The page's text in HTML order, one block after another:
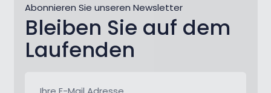
Abonnieren Sie unseren Newsletter
Bleiben Sie auf dem
Laufenden